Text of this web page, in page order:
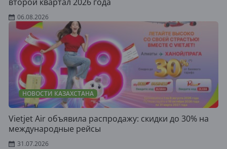
06.08.2026
НОВОСТИ КАЗАХСТАНА
Vietjet Air объявила распродажу: скидки до 30% на
международные рейсы
31.07.2026